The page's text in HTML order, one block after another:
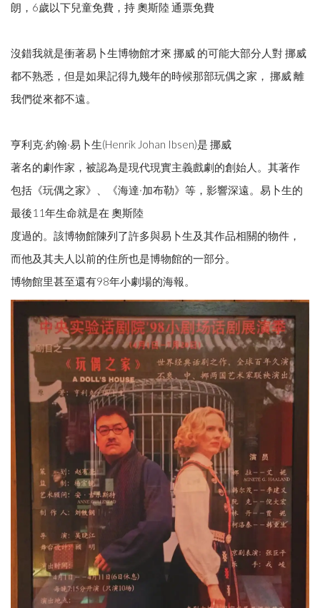
朗，6歲以下兒童免費，持 奧斯陸 通票免費
沒錯我就是衝著易卜生博物館才來 挪威 的可能大部分人對 挪威
都不熟悉，但是如果記得九幾年的時候那部玩偶之家， 挪威 離
我們從來都不遠。
亨利克·約翰·易卜生(Henrik Johan Ibsen)是 挪威
著名的劇作家，被認為是現代現實主義戲劇的創始人。其著作
包括《玩偶之家》、《海達·加布勒》等，影響深遠。易卜生的
最後11年生命就是在 奧斯陸
度過的。該博物館陳列了許多與易卜生及其作品相關的物件，
而他及其夫人以前的住所也是博物館的一部分。
博物館里甚至還有98年小劇場的海報。